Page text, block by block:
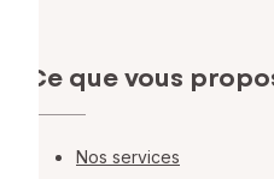
Ce que vous
Nos services